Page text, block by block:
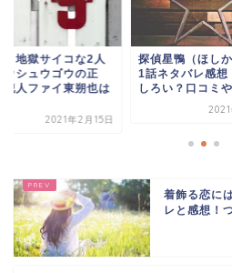
と地獄サイコな2人
ウシュウゴウの正
犯人ファイ東朔也は
2021年2月15日
探偵星鴨（ほし
1話ネタバレ感想
しろい？口コミや
着飾る恋に
レと感想！